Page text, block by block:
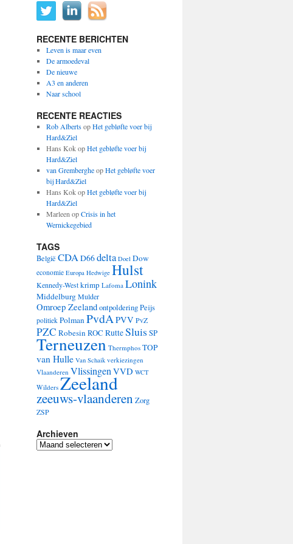
RECENTE BERICHTEN
Leven is maar even
De armoedeval
De nieuwe
A3 en anderen
Naar school
RECENTE REACTIES
Rob AlbertsopHet gebløfte voer bij
Hard&Ziel
Hans KokopHet gebløfte voer bij
Hard&Ziel
van GrembergheopHet gebløfte voer
bij Hard&Ziel
Hans KokopHet gebløfte voer bij
Hard&Ziel
Marleen opCrisis in het
Wernickegebied
TAGS
België CDAD66delta Doel Dow
economie Europa Hedwige Hulst
Kennedy-Westkrimp Lafoma Lonink
MiddelburgMulder
Omroep ZeelandontpolderingPeijs
politiek PolmanPvdAPVV PvZ
PZC Robesin ROC RutteSluis SP
Terneuzen Thermphos TOP
van Hulle Van Schaik verkiezingen
Vlaanderen VlissingenVVD WCT
Wilders Zeeland
zeeuws-vlaanderen Zorg
ZSP
Archieven
Archieven